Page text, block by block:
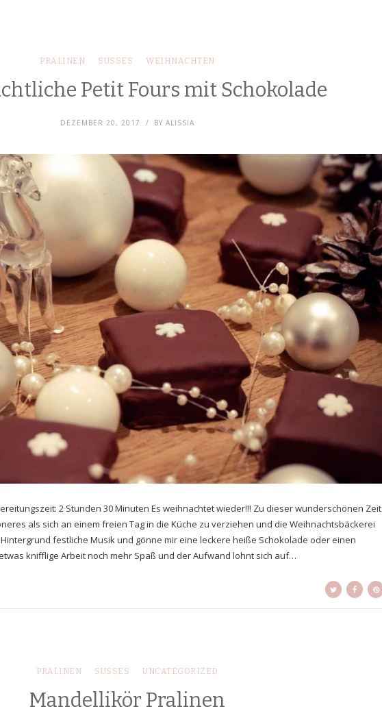
PRALINEN SÜSSES WEIHNACHTEN
Petit Fours mit Schokolade
DEZEMBER 20, 2017 BY ALISSIA
2 Stunden 30 Minuten Es weihnachtet wieder!!! Zu dieser wunderschönen Zeit
als sich an einem freien Tag in die Küche zu verziehen und die Weihnachtsbäckerei
festliche Musik und gönne mir eine leckere heiße Schokolade oder einen
knifflige Arbeit noch mehr Spaß und der Aufwand lohnt sich auf…
PRALINEN SÜSSES UNCATEGORIZED
Mandellikör Pralinen